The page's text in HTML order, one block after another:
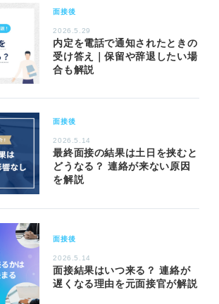
面接後
2026.5.29
内定を電話で通知されたときの
受け答え｜保留や辞退したい場
合も解説
面接後
2026.5.14
最終面接の結果は土日を挟むと
どうなる？ 連絡が来ない原因
を解説
面接後
2026.5.14
面接結果はいつ来る？ 連絡が
遅くなる理由を元面接官が解説